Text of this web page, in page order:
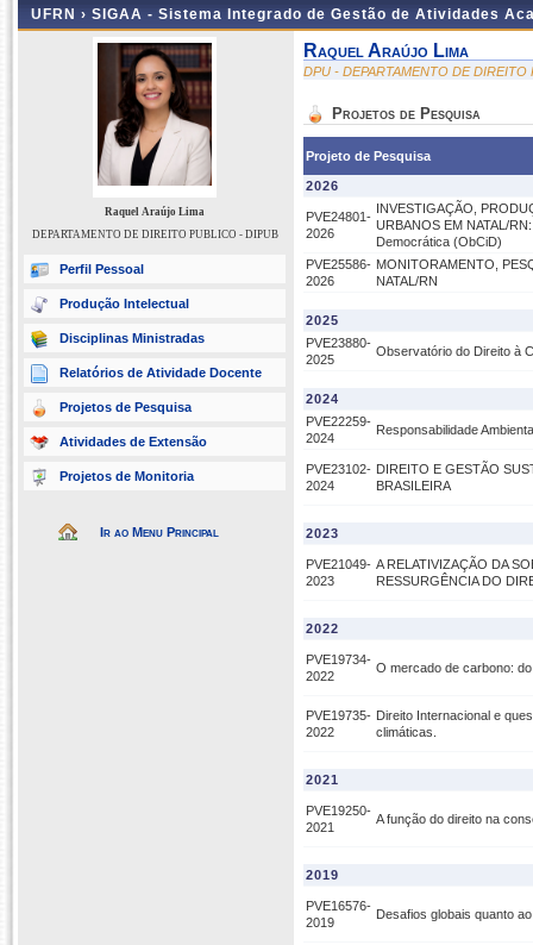
UFRN › SIGAA - Sistema Integrado de Gestão de Atividades
Raquel Araújo Lima
DEPARTAMENTO DE DIREITO PUBLICO - DIPUB
Perfil Pessoal
Produção Intelectual
Disciplinas Ministradas
Relatórios de Atividade Docente
Projetos de Pesquisa
Atividades de Extensão
Projetos de Monitoria
Ir ao Menu Principal
Raquel Araújo Lima
DPU - DEPARTAMENTO DE DIREITO
Projetos de Pesquisa
Projeto de Pesquisa
2026
PVE24801-
2026
INVESTIGAÇÃO,
URBANOS EM NATAL/
Democrática (ObCiD)
PVE25586-
2026
MONITORAMENTO,
NATAL/RN
2025
PVE23880-
2025
Observatório do Direito à
2024
PVE22259-
2024
Responsabilidade
PVE23102-
2024
DIREITO E GESTÃO
BRASILEIRA
2023
PVE21049-
2023
A RELATIVIZAÇÃO DA
RESSURGÊNCIA DO
2022
PVE19734-
2022
O mercado de carbono:
PVE19735-
2022
Direito Internacional e
climáticas.
2021
PVE19250-
2021
A função do direito na
2019
PVE16576-
2019
Desafios globais quanto